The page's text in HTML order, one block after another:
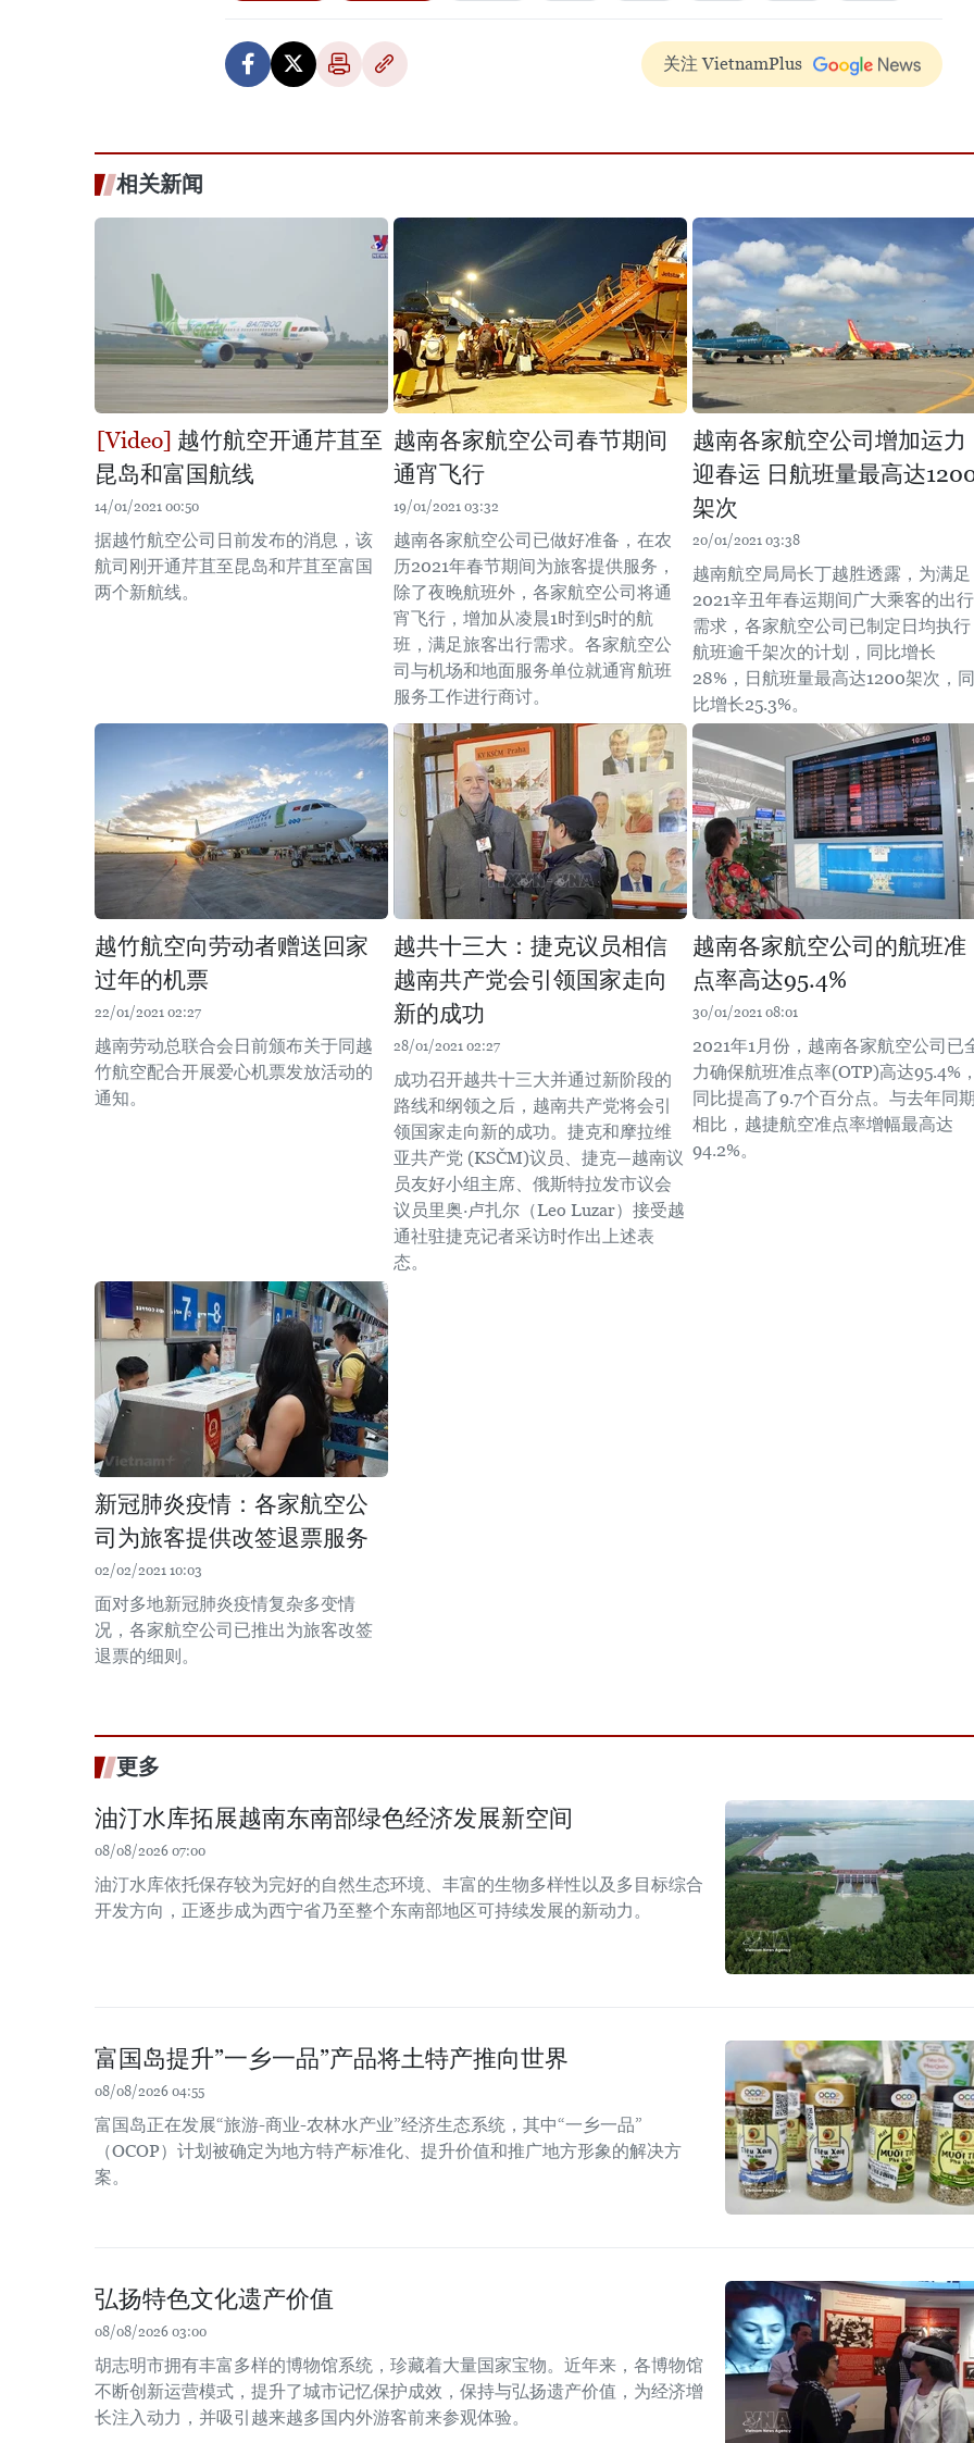
关注 VietnamPlus
相关新闻
越竹航空开通芹苴至
昆岛和富国航线
14/01/2021 00:50
据越竹航空公司日前发布的消息，该
航司刚开通芹苴至昆岛和芹苴至富国
两个新航线。
越南各家航空公司春节期间
通宵飞行
19/01/2021 03:32
越南各家航空公司已做好准备，在农
历2021年春节期间为旅客提供服务，
除了夜晚航班外，各家航空公司将通
宵飞行，增加从凌晨1时到5时的航
班，满足旅客出行需求。各家航空公
司与机场和地面服务单位就通宵航班
服务工作进行商讨。
越南各家航空公司增加运力
迎春运 日航班量最高达
架次
20/01/2021 03:38
越南航空局局长丁越胜透露，为满足
2021辛丑年春运期间广大乘客的出行
需求，各家航空公司已制定日均执行
航班逾千架次的计划，同比增长
28%，日航班量最高达1200架次，同
比增长25.3%。
越竹航空向劳动者赠送回家
过年的机票
22/01/2021 02:27
越南劳动总联合会日前颁布关于同越
竹航空配合开展爱心机票发放活动的
通知。
越共十三大：捷克议员相信
越南共产党会引领国家走向
新的成功
28/01/2021 02:27
成功召开越共十三大并通过新阶段的
路线和纲领之后，越南共产党将会引
领国家走向新的成功。捷克和摩拉维
亚共产党 (KSČM)议员、捷克—越南议
员友好小组主席、俄斯特拉发市议会
议员里奥·卢扎尔（Leo Luzar）接受越
通社驻捷克记者采访时作出上述表
态。
越南各家航空公司的航班准
点率高达95.4%
30/01/2021 08:01
2021年1月份，越南各家航空公司已
力确保航班准点率(OTP)高达95.4%，
同比提高了9.7个百分点。与去年同期
相比，越捷航空准点率增幅最高达
94.2%。
新冠肺炎疫情：各家航空公
司为旅客提供改签退票服务
02/02/2021 10:03
面对多地新冠肺炎疫情复杂多变情
况，各家航空公司已推出为旅客改签
退票的细则。
更多
油汀水库拓展越南东南部绿色经济发展新空间
08/08/2026 07:00
油汀水库依托保存较为完好的自然生态环境、丰富的生物多样性以及多目标综合
开发方向，正逐步成为西宁省乃至整个东南部地区可持续发展的新动力。
富国岛提升”一乡一品”产品将土特产推向世界
08/08/2026 04:55
富国岛正在发展“旅游-商业-农林水产业”经济生态系统，其中“一乡一品”
（OCOP）计划被确定为地方特产标准化、提升价值和推广地方形象的解决方
案。
弘扬特色文化遗产价值
08/08/2026 03:00
胡志明市拥有丰富多样的博物馆系统，珍藏着大量国家宝物。近年来，各博物馆
不断创新运营模式，提升了城市记忆保护成效，保持与弘扬遗产价值，为经济增
长注入动力，并吸引越来越多国内外游客前来参观体验。